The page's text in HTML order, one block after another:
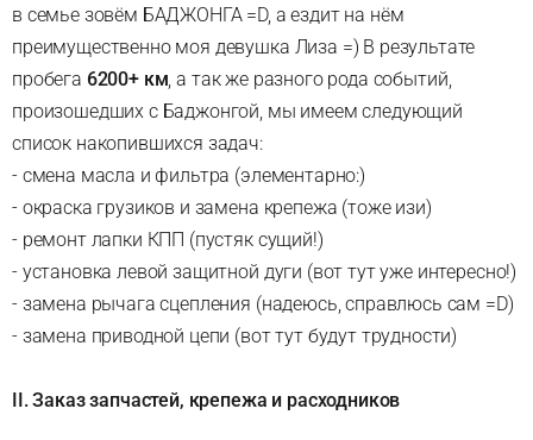
в семье зовём БАДЖОНГА =D, а ездит на нём
преимущественно моя девушка Лиза =) В результате
пробега 6200+ км, а так же разного рода событий,
произошедших с Баджонгой, мы имеем следующий
список накопившихся задач:
- смена масла и фильтра (элементарно:)
- окраска грузиков и замена крепежа (тоже изи)
- ремонт лапки КПП (пустяк сущий!)
- установка левой защитной дуги (вот тут уже интересно!)
- замена рычага сцепления (надеюсь, справлюсь сам =D)
- замена приводной цепи (вот тут будут трудности)
II. Заказ запчастей, крепежа и расходников